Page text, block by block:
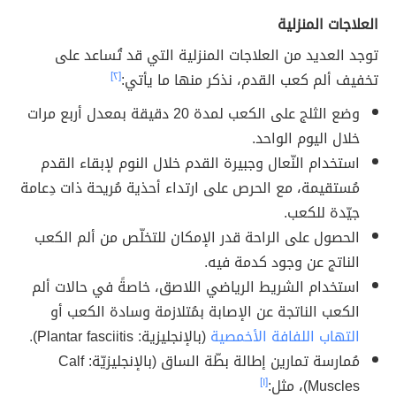
العلاجات المنزلية
توجد العديد من العلاجات المنزلية التي قد تُساعد على
تخفيف ألم كعب القدم، نذكر منها ما يأتي:[٢]
وضع الثلج على الكعب لمدة 20 دقيقة بمعدل أربع مرات
خلال اليوم الواحد.
استخدام النّعال وجبيرة القدم خلال النوم لإبقاء القدم
مُستقيمة، مع الحرص على ارتداء أحذية مُريحة ذات دِعامة
جيّدة للكعب.
الحصول على الراحة قدر الإمكان للتخلّص من ألم الكعب
الناتج عن وجود كدمة فيه.
استخدام الشريط الرياضي اللاصق، خاصةً في حالات ألم
الكعب الناتجة عن الإصابة بمُتلازمة وسادة الكعب أو
التهاب اللفافة الأخمصية(بالإنجليزية: Plantar fasciitis).
مُمارسة تمارين إطالة بطّة الساق (بالإنجليزيّة: Calf
Muscles)، مثل:
[١]